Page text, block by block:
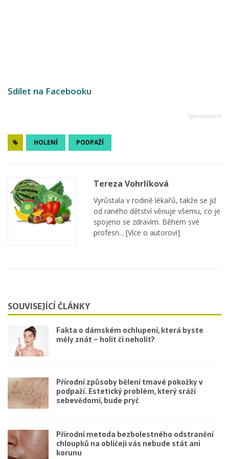
Sdílet na Facebooku
HOLENÍ PODPAŽÍ
Tereza Vohrlíková
Vyrůstala v rodině lékařů, takže se již
od raného dětství věnuje všemu, co je
spojeno se zdravím. Během své
profesn... [Více o autorovi]
SOUVISEJÍCÍ ČLÁNKY
Fakta o dámském ochlupení, která byste
měly znát – holit či neholit?
Přírodní způsoby bělení tmavé pokožky v
podpaží. Estetický problém, který sráží
sebevědomí, bude pryč
Přírodní metoda bezbolestného odstranění
chloupků na obličeji vás nebude stát ani
korunu